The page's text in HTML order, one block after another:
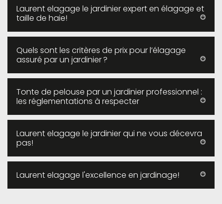
Laurent elagage le jardinier expert en élagage et
taille de haie!
Quels sont les critères de prix pour l’élagage
assuré par un jardinier ?
Tonte de pelouse par un jardinier professionnel :
les réglementations à respecter
Laurent elagage le jardinier qui ne vous décevra
pas!
Laurent elagage l'excellence en jardinage!